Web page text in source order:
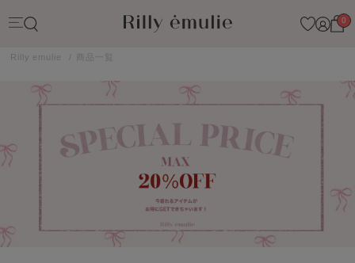
0
Rilly emulie 商品一覧